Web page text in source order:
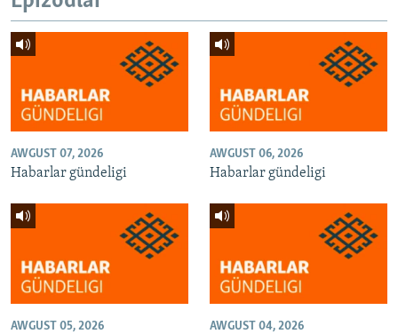
AWGUST 07, 2026
Habarlar gündeligi
AWGUST 06, 2026
Habarlar gündeligi
AWGUST 05, 2026 AWGUST 04, 2026